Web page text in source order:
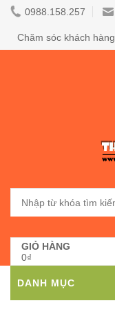
0988.158.257
Chăm sóc khách hàng
GIỎ HÀNG
0₫
DANH MỤC